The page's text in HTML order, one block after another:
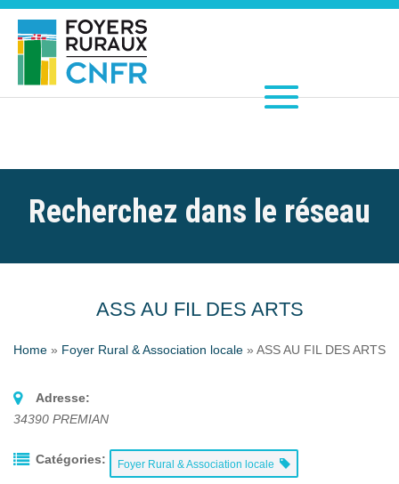
Recherchez dans le réseau
ASS AU FIL DES ARTS
Home » Foyer Rural & Association locale » ASS AU FIL DES ARTS
Adresse:
34390 PREMIAN
Catégories: Foyer Rural & Association locale